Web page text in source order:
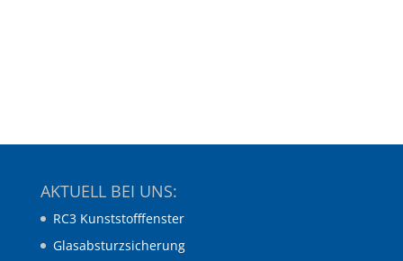
AKTUELL BEI UNS:
RC3 Kunststofffenster
Glasabsturzsicherung